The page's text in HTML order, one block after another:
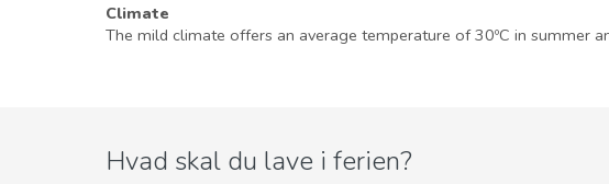
Climate
The mild climate offers an average temperature of 30ºC in summer
Hvad skal du lave i ferien?